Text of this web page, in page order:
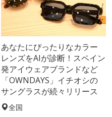
あなたにぴったりなカラー
レンズをAIが診断！スペイン
発アイウェアブランドなど
「OWNDAYS」イチオシの
サングラスが続々リリース
全国